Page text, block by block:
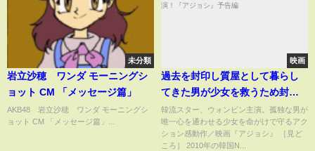
未分類
岩立沙穂 ワンダ モーニングシ
ョット CM 「メッセージ篇」
AKB48 岩立沙穂 ワンダ モーニングシ
ョット CM 「メッセージ篇」...
映画
過去を封印し質屋として暮らし
てきた男が少女を救うため封印
を解く／ウォンビン主演！『ア
ジョシ』予告編
韓流スター、ウォンビン主演。孤独な男が
唯一心を通わせる少女を命がけで守るアク
ション感動作／映画『アジョシ』 ［見ど
ころ］ 2010年の韓国N...